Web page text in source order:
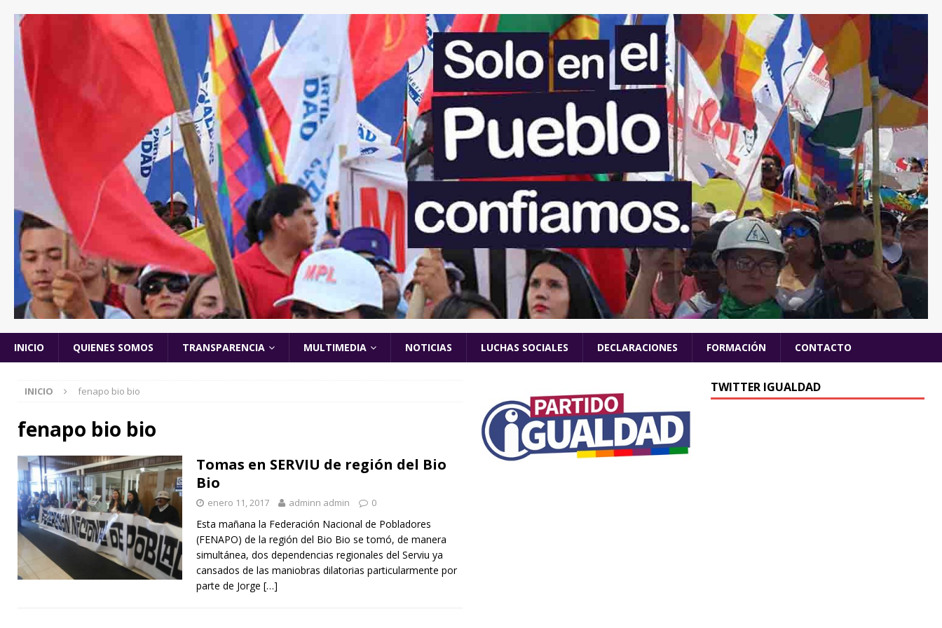
INICIO QUIENES SOMOS TRANSPARENCIA MULTIMEDIA NOTICIAS LUCHAS SOCIALES DECLARACIONES FORMACIÓN CONTACTO
INICIO fenapo bio bio
fenapo bio bio
Tomas en SERVIU de región del Bio
Bio
enero 11, 2017 adminn admin 0
Esta mañana la Federación Nacional de Pobladores
(FENAPO) de la región del Bio Bio se tomó, de manera
simultánea, dos dependencias regionales del Serviu ya
cansados de las maniobras dilatorias particularmente por
parte de Jorge […]
TWITTER IGUALDAD